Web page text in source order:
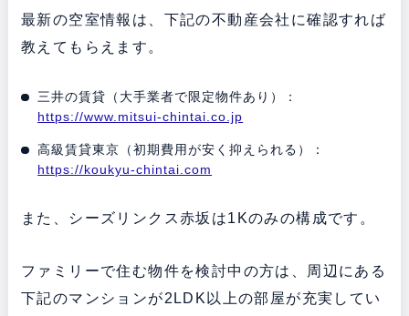
最新の空室情報は、下記の不動産会社に確認すれば
教えてもらえます。
三井の賃貸（大手業者で限定物件あり）：
https://www.mitsui-chintai.co.jp
高級賃貸東京（初期費用が安く抑えられる）：
https://koukyu-chintai.com
また、シーズリンクス赤坂は1Kのみの構成です。
ファミリーで住む物件を検討中の方は、周辺にある
下記のマンションが2LDK以上の部屋が充実してい